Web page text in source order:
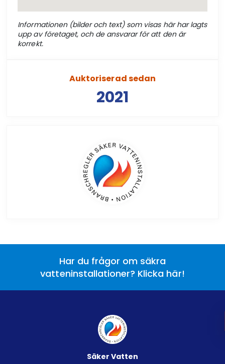
Informationen (bilder och text) som visas här har lagts
upp av företaget, och de ansvarar för att den är
korrekt.
Auktoriserad sedan
2021
Har du frågor om säkra
vatteninstallationer? Klicka här!
Säker Vatten